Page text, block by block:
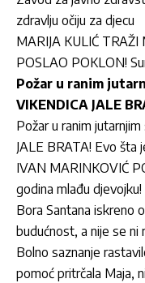
zdravlju očiju za djecu
MARIJA KULIĆ TRAŽI
POSLAO POKLON!
Požar u ranim
VIKENDICA JALE
Požar u ranim
JALE BRATA! Evo šta
IVAN MARINKOVIĆ
godina mlađu djevojku!
Bora Santana iskreno
budućnost, a nije se ni
Bolno saznanje
pomoć pritrčala Maja,